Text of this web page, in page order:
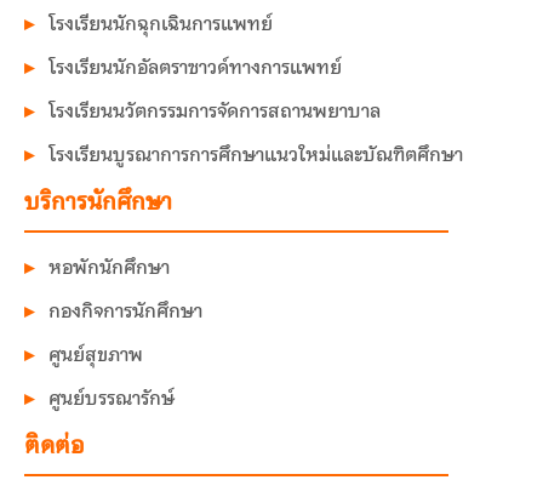
โรงเรียนนักฉุกเฉินการแพทย์
โรงเรียนนักอัลตราซาวด์ทางการแพทย์
โรงเรียนนวัตกรรมการจัดการสถานพยาบาล
โรงเรียนบูรณาการการศึกษาแนวใหม่และบัณฑิตศึกษา
บริการนักศึกษา
หอพักนักศึกษา
กองกิจการนักศึกษา
ศูนย์สุขภาพ
ศูนย์บรรณารักษ์
ติดต่อ